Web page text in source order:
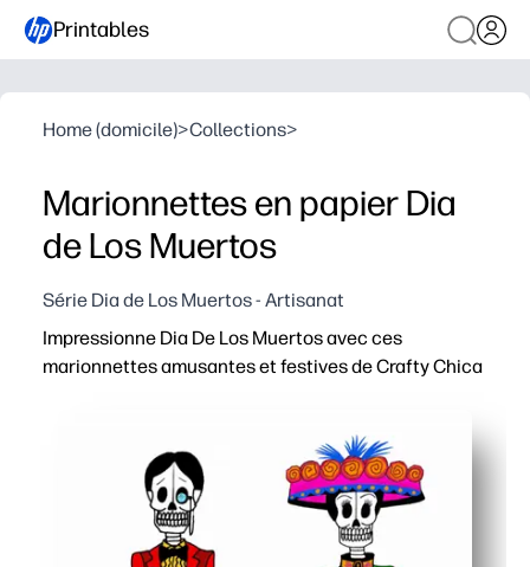
Printables
Home (domicile)>Collections>
Marionnettes en papier Dia
de Los Muertos
Série Dia de Los Muertos - Artisanat
Impressionne Dia De Los Muertos avec ces
marionnettes amusantes et festives de Crafty Chica